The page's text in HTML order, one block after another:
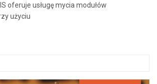
oferuje usługę mycia modułów
użyciu